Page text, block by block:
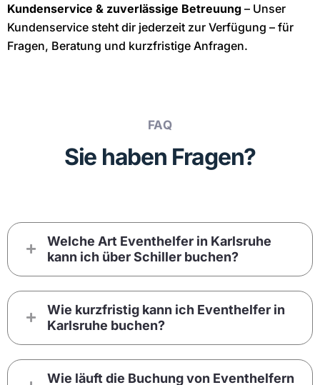
Kundenservice & zuverlässige Betreuung – Unser
Kundenservice steht dir jederzeit zur Verfügung – für
Fragen, Beratung und kurzfristige Anfragen.
FAQ
Sie haben Fragen?
Welche Art Eventhelfer in Karlsruhe
kann ich über Schiller buchen?
Wie kurzfristig kann ich Eventhelfer in
Karlsruhe buchen?
Wie läuft die Buchung von Eventhelfern